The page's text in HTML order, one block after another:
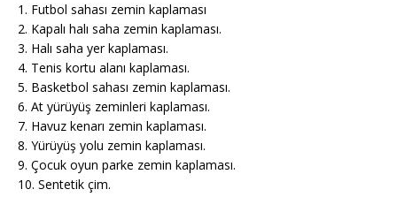
1. Futbol sahası zemin kaplaması
2. Kapalı halı saha zemin kaplaması.
3. Halı saha yer kaplaması.
4. Tenis kortu alanı kaplaması.
5. Basketbol sahası zemin kaplaması.
6. At yürüyüş zeminleri kaplaması.
7. Havuz kenarı zemin kaplaması.
8. Yürüyüş yolu zemin kaplaması.
9. Çocuk oyun parke zemin kaplaması.
10. Sentetik çim.